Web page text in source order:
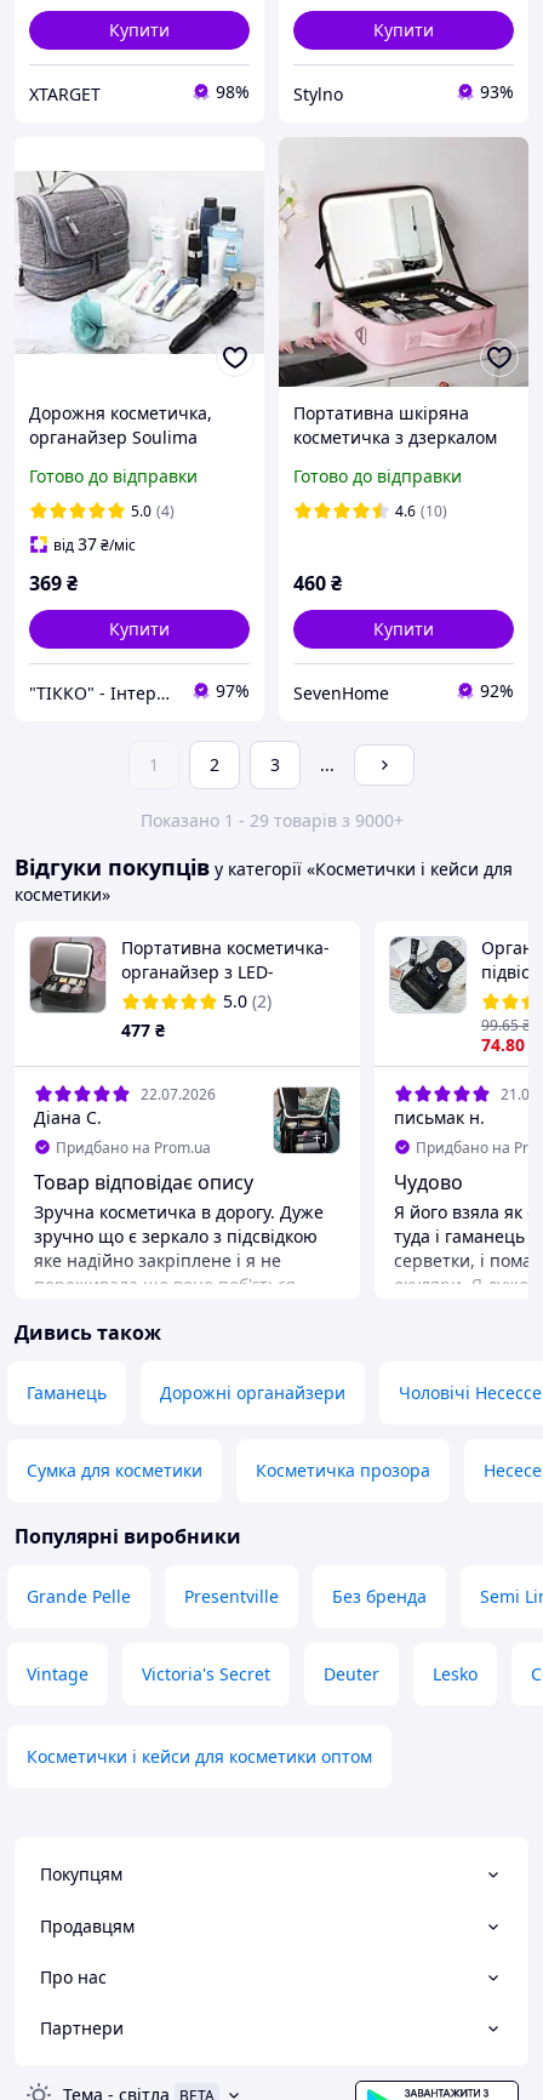
Купити
XTARGET 98%
Купити
Stylno 93%
Дорожня косметичка,
органайзер Soulima
Готово до відправки
5.0 (4)
від37₴/міс
369₴
Купити
"ТІККО" - Інтернет-магазин 97%
Портативна шкіряна
косметичка з дзеркалом
26x23x11 см PINK SV227
Готово до відправки
4.6 (10)
460₴
Купити
SevenHome 92%
1 2 3 ...
Показано 1 - 29 товарів з 9000+
Відгуки покупців у категорії «Косметички і кейси для
косметики»
Портативна косметичка-
органайзер з LED-
підсвіткою і дзеркалом
26х23х11см Чорна
5.0 (2)
477 ₴
22.07.2026
Діана С.
Придбано на Prom.ua +1
Товар відповідає опису
Зручна косметичка в дорогу. Дуже
зручно що є зеркало з підсвідкою
яке надійно закріплене і я не
переживала що воно поб'ється.
дорогу, зручно що секції
під свої потреби
74.80
99.65₴
письмак н.
Придбано на
Чудово
Я його взяла як
туда і гаманець
серветки, і
окуляри. Я дуже
Багато відділень
Дивись також
Гаманець Дорожні органайзери Чоловічі
Сумка для косметики Косметичка прозора
Популярні виробники
Grande Pelle Presentville Без бренда Semi
Vintage Victoria's Secret Deuter Lesko
Косметички і кейси для косметики оптом
Покупцям
Продавцям
Про нас
Партнери
Тема - світла